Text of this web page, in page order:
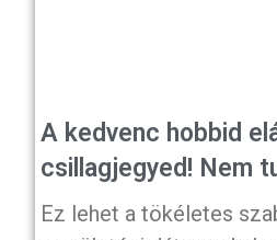
A kedvenc hobbid
csillagjegyed! Nem
Ez lehet a tökéletes